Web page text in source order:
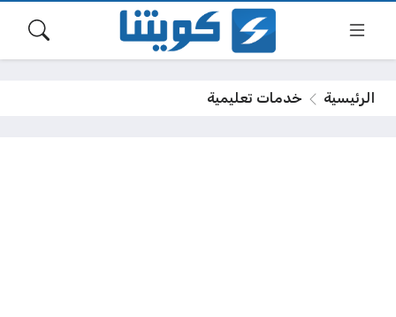
الرئيسية خدمات تعليمية